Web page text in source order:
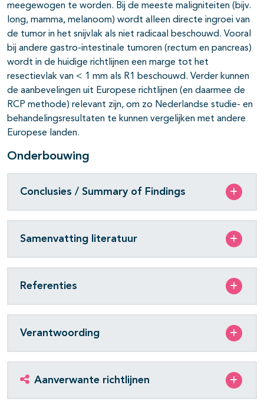
meegewogen te worden. Bij de meeste maligniteiten (bijv.
long, mamma, melanoom) wordt alleen directe ingroei van
de tumor in het snijvlak als niet radicaal beschouwd. Vooral
bij andere gastro-intestinale tumoren (rectum en pancreas)
wordt in de huidige richtlijnen een marge tot het
resectievlak van < 1 mm als R1 beschouwd. Verder kunnen
de aanbevelingen uit Europese richtlijnen (en daarmee de
RCP methode) relevant zijn, om zo Nederlandse studie- en
behandelingsresultaten te kunnen vergelijken met andere
Europese landen.
Onderbouwing
Conclusies / Summary of Findings
Samenvatting literatuur
Referenties
Verantwoording
Aanverwante richtlijnen